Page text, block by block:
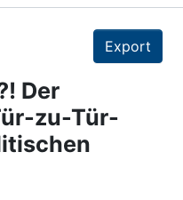
Export
Der
zu-Tür-